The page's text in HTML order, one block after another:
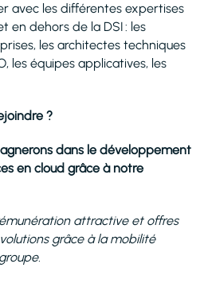
avec les différentes expertises
en dehors de la DSI : les
les architectes techniques
les équipes applicatives, les
?
dans le développement
en cloud grâce à notre
attractive et offres
grâce à la mobilité